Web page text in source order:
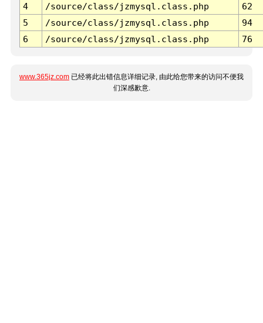
4
/source/class/jzmysql.class.php
62
5
/source/class/jzmysql.class.php
94
6
/source/class/jzmysql.class.php 76
www.365jz.com 已经将此出错信息详细记录, 由此给您带来的访问不便我
们深感歉意.